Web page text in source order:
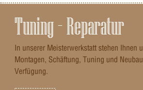
Tuning – Reparatur
In unserer Meisterwerkstatt stehen Ihnen
Montagen, Schäftung, Tuning und
Verfügung.